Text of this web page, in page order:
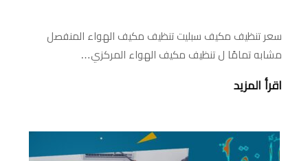
سعر تنظيف مكيف سبليت تنظيف مكيف الهواء المنفصل
مشابه تمامًا ل تنظيف مكيف الهواء المركزي…
اقرأ المزيد